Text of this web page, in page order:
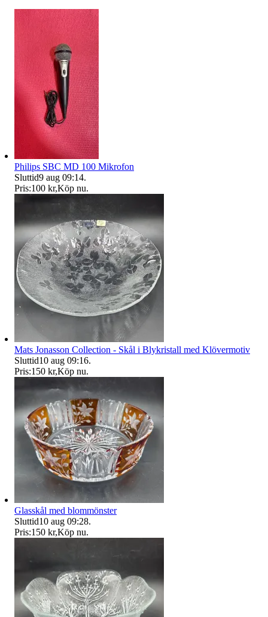
Philips SBC MD 100 Mikrofon
Sluttid9 aug 09:14.
Pris:100 kr,Köp nu.
Mats Jonasson Collection - Skål i Blykristall med Klövermotiv
Sluttid10 aug 09:16.
Pris:150 kr,Köp nu.
Glasskål med blommönster
Sluttid10 aug 09:28.
Pris:150 kr,Köp nu.